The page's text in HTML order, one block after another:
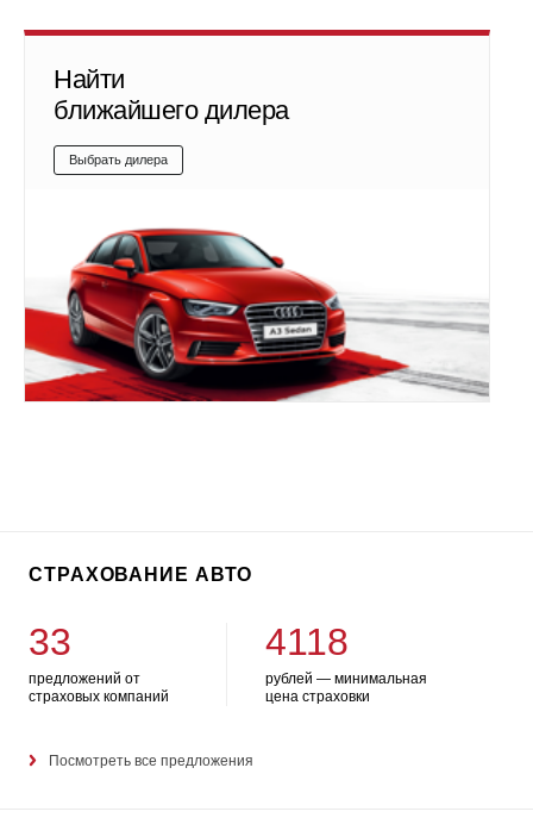
Найти
ближайшего дилера
Выбрать дилера
СТРАХОВАНИЕ АВТО
33
предложений от
страховых компаний
4118
рублей — минимальная
цена страховки
Посмотреть все предложения